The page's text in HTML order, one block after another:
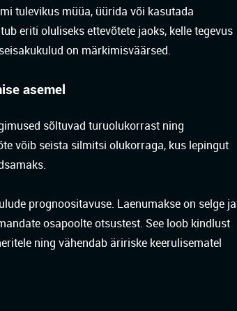
tulevikus müüa, üürida või kasutada
eriti oluliseks ettevõtete jaoks, kelle tegevus
on märkimisväärsed.
asemel
sõltuvad turuolukorrast ning
võib seista silmitsi olukorraga, kus lepingut
prognoositavuse. Laenumakse on selge ja
osapoolte otsustest. See loob kindlust
ning vähendab äririske keerulisematel